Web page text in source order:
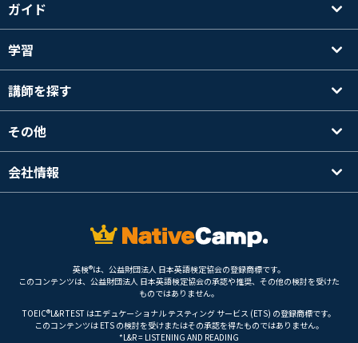
ガイド
学習
講師を探す
その他
会社情報
英検®は、公益財団法人 日本英語検定協会の登録商標です。
このコンテンツは、公益財団法人 日本英語検定協会の承認や推奨、その他の検討を受けた
ものではありません。
TOEIC®L&R TEST はエデュケーショナル テスティング サービス (ETS) の登録商標です。
このコンテンツは ETS の検討を受けまたはその承認を得たものではありません。
*L&R = LISTENING AND READING